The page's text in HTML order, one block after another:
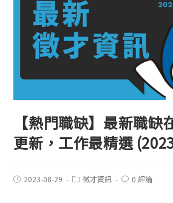
【熱門職缺】最新職缺
更新，工作最精選
2023-08-29 徵才資訊 0 評論